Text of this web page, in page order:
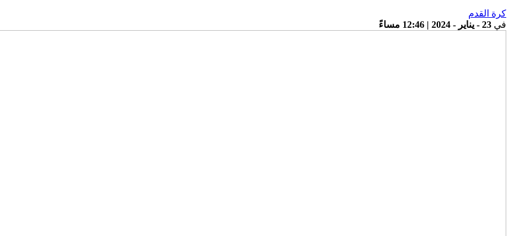
كرة القدم
في 23 - يناير - 2024 | 12:46 مساءً